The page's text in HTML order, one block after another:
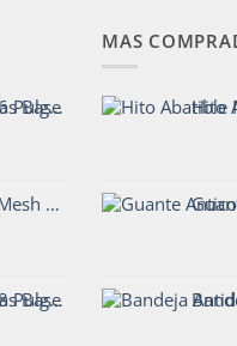
Pesada
Pesada
MAS
Hito